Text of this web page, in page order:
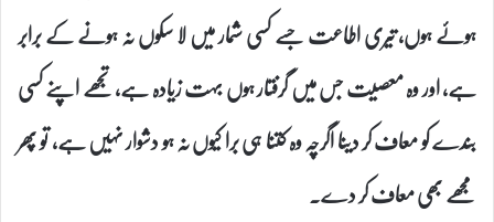
ہوئے ہوں، تیری اطاعت جسے کسی شمار میں لا سکوں نہ ہونے کے برابر
ہے، اور وہ معصیت جس میں گرفتار ہوں بہت زیادہ ہے، تجھے اپنے کسی
بندے کو معاف کر دینا اگرچہ وہ کتنا ہی برا کیوں نہ ہو دشوار نہیں ہے، تو پھر
مجھے بھی معاف کر دے۔